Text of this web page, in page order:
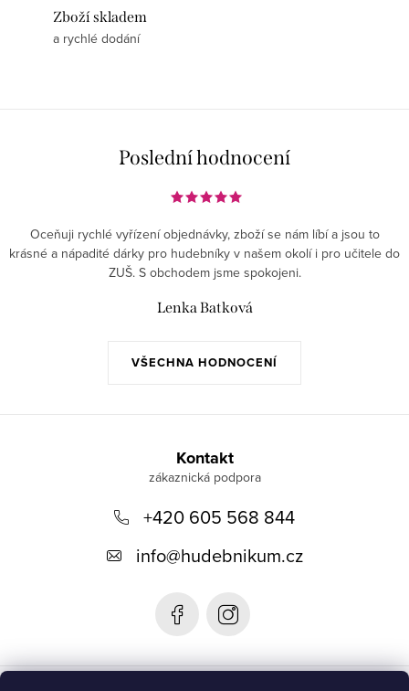
Zboží skladem
a rychlé dodání
Poslední hodnocení
VŠECHNA HODNOCENÍ
Oceňuji rychlé vyřízení objednávky, zboží se nám líbí a jsou to
krásné a nápadité dárky pro hudebníky v našem okolí i pro učitele do
ZUŠ. S obchodem jsme spokojeni.
Lenka Batková
Kontakt
+420 605 568 844
info@hudebnikum.cz